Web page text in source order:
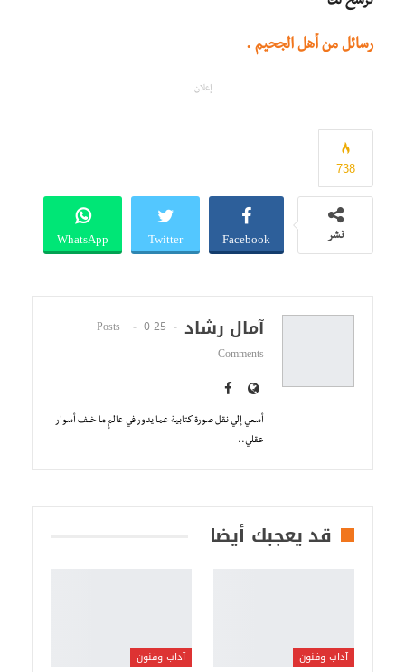
رسائل من أهل الجحيم .
إعلان
738
نشر Facebook
Twitter
WhatsApp
آمال رشاد 25 Posts
0
Comments
أسعي إلي نقل صورة كتابية عما يدور في عالمٍ ما خلف أسوار
عقلي..
قد يعجبك أيضا
آداب وفنون آداب وفنون